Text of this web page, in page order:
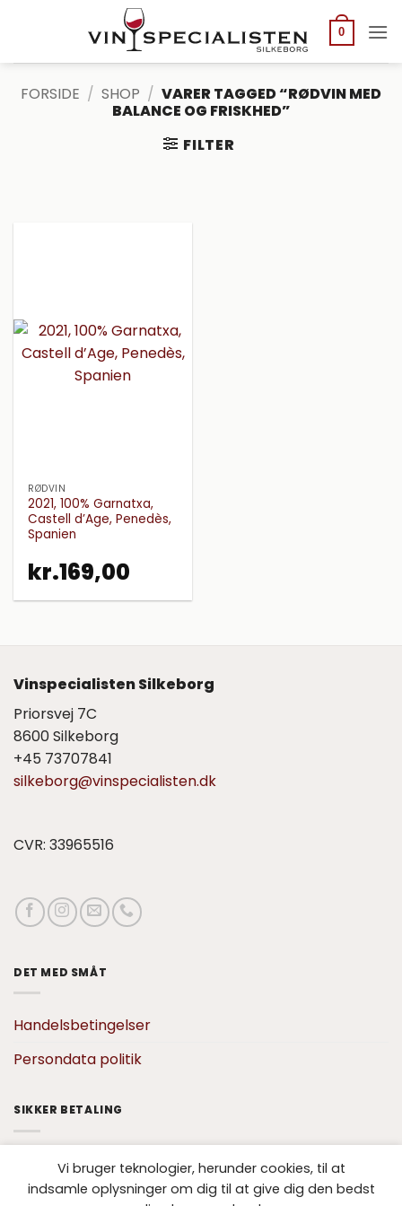
0
FORSIDE / SHOP / VARER TAGGED “RØDVIN MED
BALANCE OG FRISKHED”
FILTER
RØDVIN
2021, 100% Garnatxa,
Castell d’Age, Penedès,
Spanien
kr.169,00
Vinspecialisten Silkeborg
Priorsvej 7C
8600 Silkeborg
+45 73707841
silkeborg@vinspecialisten.dk
CVR: 33965516
DET MED SMÅT
Handelsbetingelser
Persondata politik
SIKKER BETALING
Vi bruger teknologier, herunder cookies, til at
indsamle oplysninger om dig til at give dig den bedst